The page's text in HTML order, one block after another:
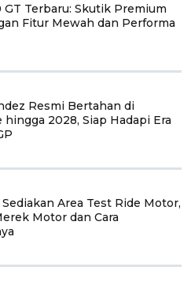
GT Terbaru: Skutik Premium
Fitur Mewah dan Performa
Resmi Bertahan di
hingga 2028, Siap Hadapi Era
Area Test Ride Motor,
Motor dan Cara